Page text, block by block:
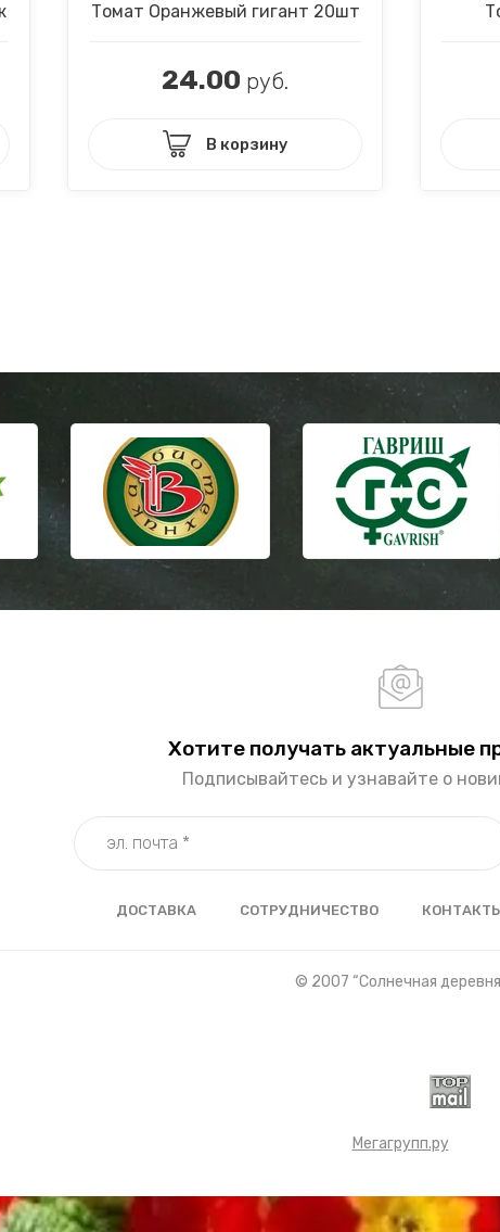
Томат Оранжевый гигант 20шт
24.00 руб.
В корзину
Хотите получать актуальные
Подписывайтесь и узнавайте о
ДОСТАВКА СОТРУДНИЧЕСТВО
© 2007 “Солнечная
Мегагрупп.ру